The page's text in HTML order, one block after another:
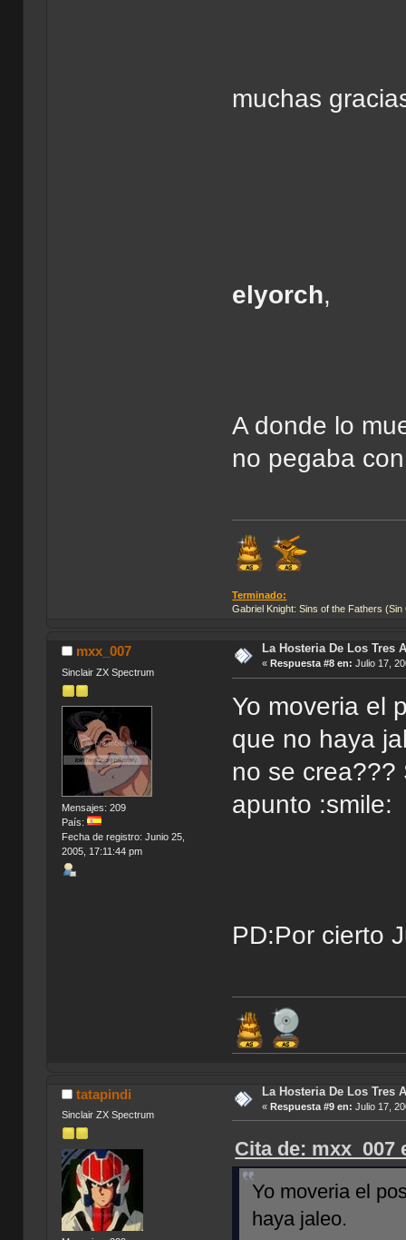
muchas
elyorch,
A donde lo
no pegaba
Terminado:
Gabriel Knight: Sins of the Fathers (Sin
mxx_007
Sinclair ZX Spectrum
Mensajes: 209
País:
Fecha de registro: Junio 25,
2005, 17:11:44 pm
La Hosteria De Los Tres
« Respuesta #8 en: Julio 17,
Yo moveria el
que no haya
no se crea???
apunto
PD:Por cierto
tatapindi
Sinclair ZX Spectrum
La Hosteria De Los Tres
« Respuesta #9 en: Julio 17,
Cita de: mxx_007
Yo moveria el
haya jaleo.